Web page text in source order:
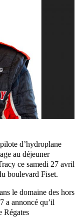
d’hydroplane
au déjeuner
ce samedi 27 avril
boulevard Fiset.
le domaine des hors
a annoncé qu’il
Régates